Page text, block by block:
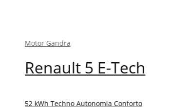
Gandra
5 E-Tech
Techno Autonomia Conforto